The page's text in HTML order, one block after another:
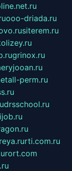
ooo-driada.ru
siterem.ru
grinox.ru
perm.ru
drsschool.ru
rti.com.ru